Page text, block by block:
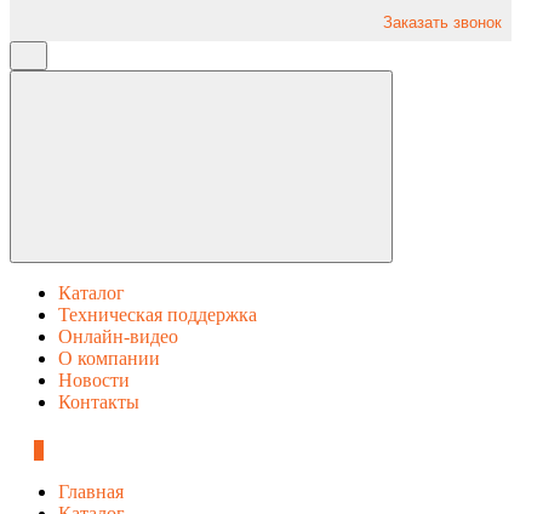
Заказать звонок
Каталог
Техническая поддержка
Онлайн-видео
О компании
Новости
Контакты
Главная